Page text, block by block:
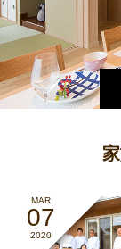
MAR
07
2020